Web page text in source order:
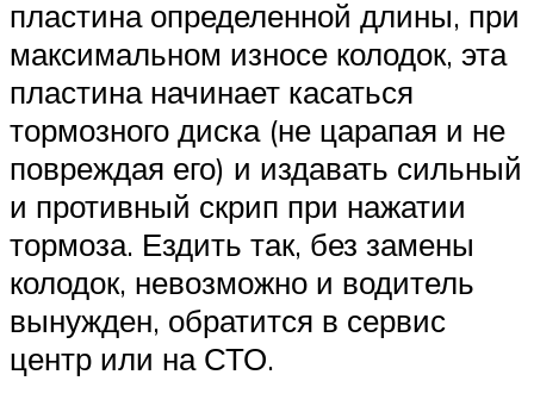
пластина определенной длины, при
максимальном износе колодок, эта
пластина начинает касаться
тормозного диска (не царапая и не
повреждая его) и издавать сильный
и противный скрип при нажатии
тормоза. Ездить так, без замены
колодок, невозможно и водитель
вынужден, обратится в сервис
центр или на СТО.